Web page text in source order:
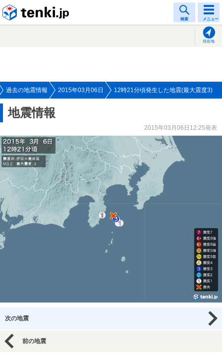
検索 メニュー
現在地
過去の地震情報 2015年03月06日 12時21分頃発生した地震(最大震度3)
地震情報
2015年03月06日12:25発表
次の地震
前の地震